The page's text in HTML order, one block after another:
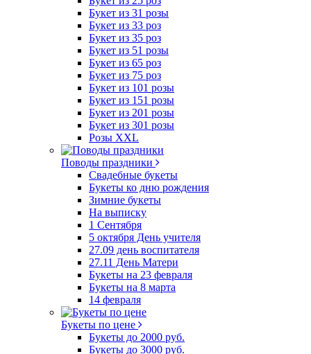
Букет из 31 розы
Букет из 33 роз
Букет из 35 роз
Букет из 51 розы
Букет из 65 роз
Букет из 75 роз
Букет из 101 розы
Букет из 151 розы
Букет из 201 розы
Букет из 301 розы
Розы XXL
Поводы праздники
Свадебные букеты
Букеты ко дню рождения
Зимние букеты
На выписку
1 Сентября
5 октября День учителя
27.09 день воспитателя
27.11 День Матери
Букеты на 23 февраля
Букеты на 8 марта
14 февраля
Букеты по цене
Букеты до 2000 руб.
Букеты до 3000 руб.